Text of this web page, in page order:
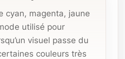
cyan, magenta, jaune
utilisé pour
visuel passe du
couleurs très